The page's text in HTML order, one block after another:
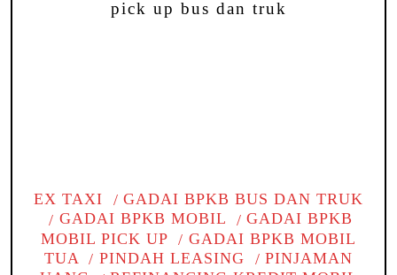
EX TAXI
GADAI BPKB BUS DAN TRUK
GADAI BPKB MOBIL
GADAI BPKB
MOBIL PICK UP
GADAI BPKB MOBIL
TUA
PINDAH LEASING
PINJAMAN